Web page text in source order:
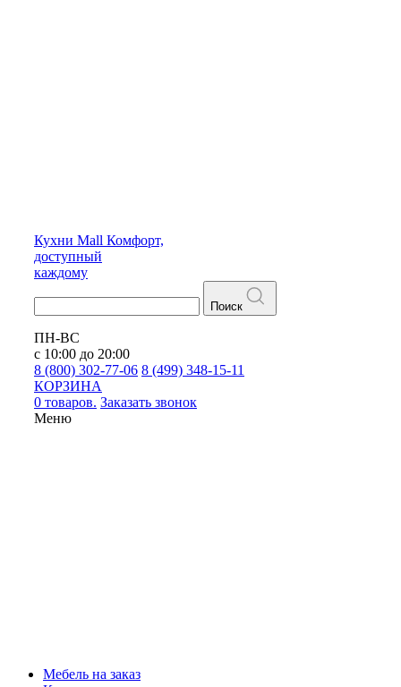
Кухни Mall Комфорт,
доступный
каждому
Поиск
ПН-ВС
с 10:00 до 20:00
8 (800) 302-77-06 8 (499) 348-15-11
КОРЗИНА
0 товаров. Заказать звонок
Меню
Мебель на заказ